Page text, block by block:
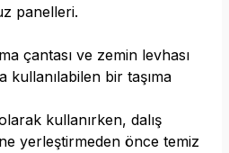
panelleri.
çantası ve zemin levhası
bir taşıma
kullanırken, dalış
yerleştirmeden önce temiz